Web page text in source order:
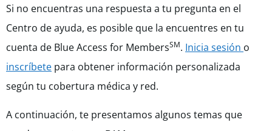
Si no encuentras una respuesta a tu pregunta en el
Centro de ayuda, es posible que la encuentres en tu
cuenta de Blue Access for MembersSM. Inicia sesión o
inscríbete para obtener información personalizada
según tu cobertura médica y red.
A continuación, te presentamos algunos temas que